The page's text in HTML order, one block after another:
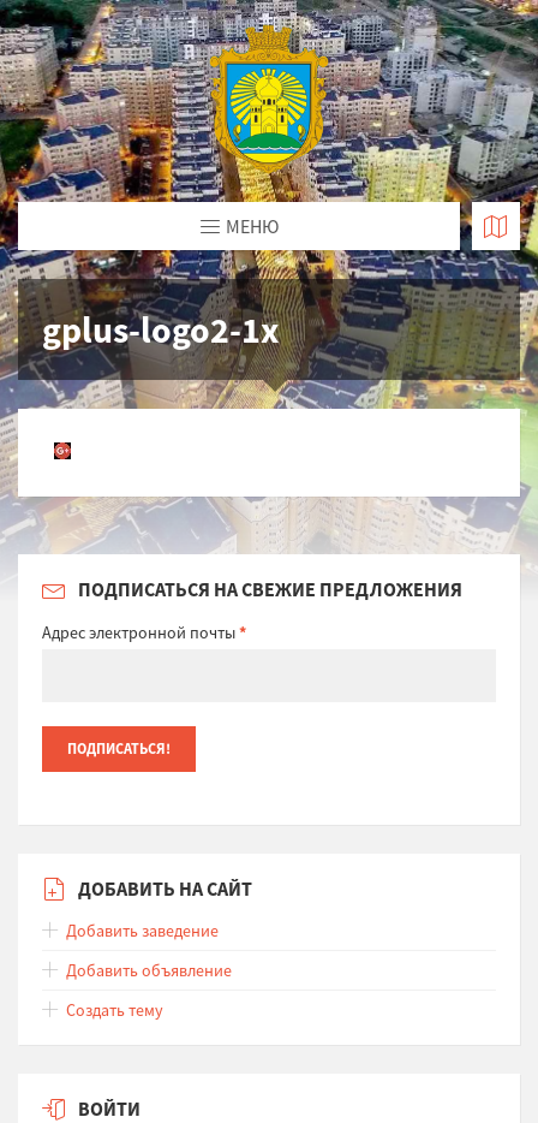
МЕНЮ
gplus-logo2-1x
ПОДПИСАТЬСЯ НА СВЕЖИЕ ПРЕДЛОЖЕНИЯ
Адрес электронной почты*
ДОБАВИТЬ НА САЙТ
Добавить заведение
Добавить объявление
Создать тему
ВОЙТИ